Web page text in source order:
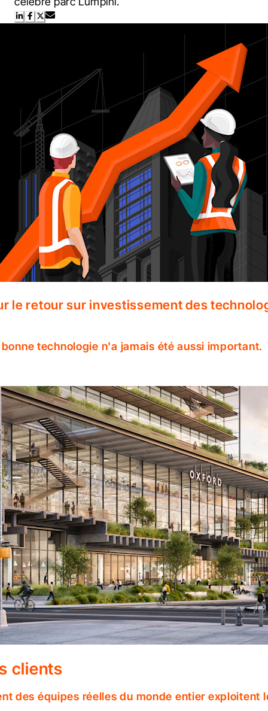
le retour sur investissement des
technologie n'a jamais été aussi important.
clients
des équipes réelles du monde entier exploitent